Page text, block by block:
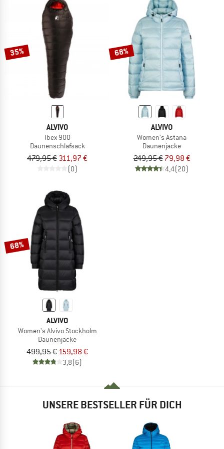
35%
ALVIVO
Ibex 900
Daunenschlafsack
479,95 € 311,97 €
(0)
68%
ALVIVO
Women's Astana
Daunenjacke
249,95 € 79,98 €
4,4(20)
68%
ALVIVO
Women's Alvivo Stockholm
Daunenjacke
499,95 € 159,98 €
3,8(6)
UNSERE BESTSELLER FÜR DICH